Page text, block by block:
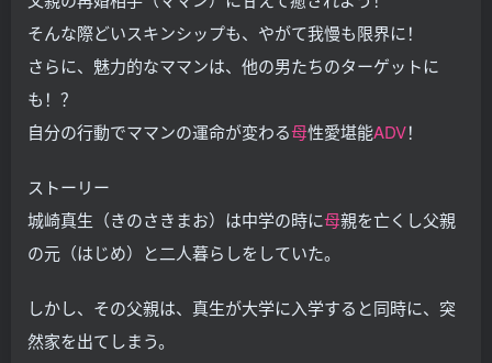
そんな際どいスキンシップも、やがて我慢も限界に！
さらに、魅力的なママンは、他の男たちのターゲットに
も！？
自分の行動でママンの運命が変わる母性愛堪能ADV！
ストーリー
城崎真生（きのさきまお）は中学の時に母親を亡くし父親
の元（はじめ）と二人暮らしをしていた。
しかし、その父親は、真生が大学に入学すると同時に、突
然家を出てしまう。